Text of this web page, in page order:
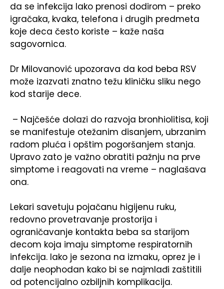
da se infekcija lako prenosi dodirom – preko
igračaka, kvaka, telefona i drugih predmeta
koje deca često koriste – kaže naša
sagovornica.
Dr Milovanović upozorava da kod beba RSV
može izazvati znatno težu kliničku sliku nego
kod starije dece.
– Najčešće dolazi do razvoja bronhiolitisa, koji
se manifestuje otežanim disanjem, ubrzanim
radom pluća i opštim pogoršanjem stanja.
Upravo zato je važno obratiti pažnju na prve
simptome i reagovati na vreme – naglašava
ona.
Lekari savetuju pojačanu higijenu ruku,
redovno provetravanje prostorija i
ograničavanje kontakta beba sa starijom
decom koja imaju simptome respiratornih
infekcija. Iako je sezona na izmaku, oprez je i
dalje neophodan kako bi se najmlađi zaštitili
od potencijalno ozbiljnih komplikacija.